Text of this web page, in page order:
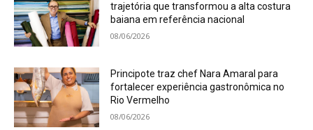
trajetória que transformou a alta costura
baiana em referência nacional
08/06/2026
Principote traz chef Nara Amaral para
fortalecer experiência gastronômica no
Rio Vermelho
08/06/2026